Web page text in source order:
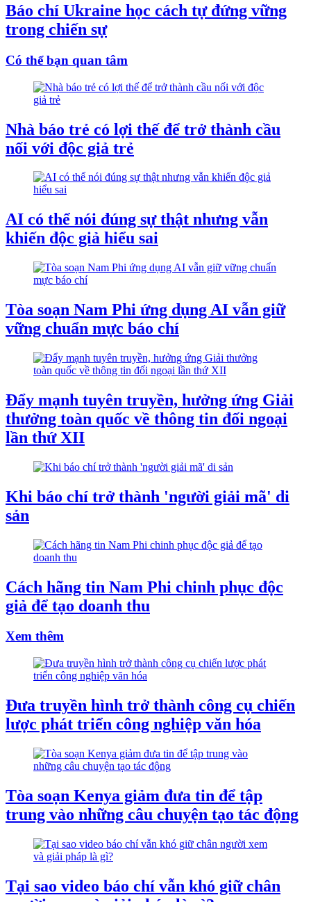
Báo chí Ukraine học cách tự đứng vững
trong chiến sự
Có thể bạn quan tâm
Nhà báo trẻ có lợi thế để trở thành cầu
nối với độc giả trẻ
AI có thể nói đúng sự thật nhưng vẫn
khiến độc giả hiểu sai
Tòa soạn Nam Phi ứng dụng AI vẫn giữ
vững chuẩn mực báo chí
Đẩy mạnh tuyên truyền, hưởng ứng Giải
thưởng toàn quốc về thông tin đối ngoại
lần thứ XII
Khi báo chí trở thành 'người giải mã' di
sản
Cách hãng tin Nam Phi chinh phục độc
giả để tạo doanh thu
Xem thêm
Đưa truyền hình trở thành công cụ chiến
lược phát triển công nghiệp văn hóa
Tòa soạn Kenya giảm đưa tin để tập
trung vào những câu chuyện tạo tác động
Tại sao video báo chí vẫn khó giữ chân